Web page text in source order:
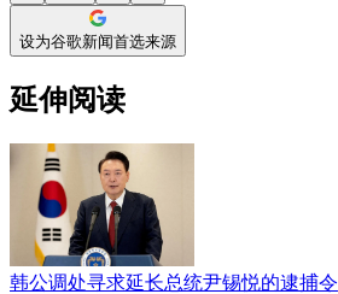
设为谷歌新闻首选来源
延伸阅读
韩公调处寻求延长总统尹锡悦的逮捕令